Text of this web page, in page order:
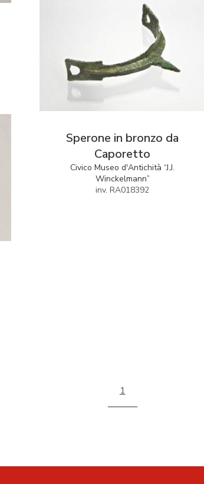
Sperone in bronzo da
Caporetto
Civico Museo d'Antichità “J.J.
Winckelmann”
inv. RA018392
1